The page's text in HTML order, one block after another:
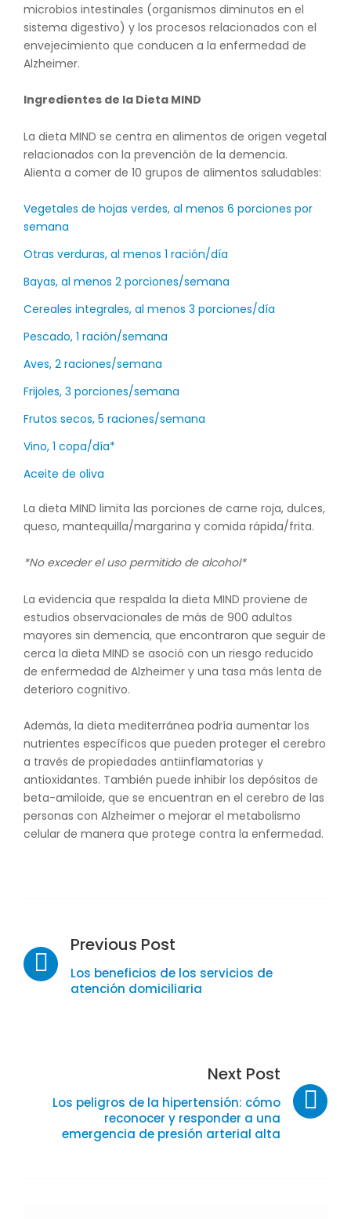
microbios intestinales (organismos diminutos en el
sistema digestivo) y los procesos relacionados con el
envejecimiento que conducen a la enfermedad de
Alzheimer.
Ingredientes de la Dieta MIND
La dieta MIND se centra en alimentos de origen vegetal
relacionados con la prevención de la demencia.
Alienta a comer de 10 grupos de alimentos saludables:
Vegetales de hojas verdes, al menos 6 porciones por
semana
Otras verduras, al menos 1 ración/día
Bayas, al menos 2 porciones/semana
Cereales integrales, al menos 3 porciones/día
Pescado, 1 ración/semana
Aves, 2 raciones/semana
Frijoles, 3 porciones/semana
Frutos secos, 5 raciones/semana
Vino, 1 copa/día*
Aceite de oliva
La dieta MIND limita las porciones de carne roja, dulces,
queso, mantequilla/margarina y comida rápida/frita.
*No exceder el uso permitido de alcohol*
La evidencia que respalda la dieta MIND proviene de
estudios observacionales de más de 900 adultos
mayores sin demencia, que encontraron que seguir de
cerca la dieta MIND se asoció con un riesgo reducido
de enfermedad de Alzheimer y una tasa más lenta de
deterioro cognitivo.
Además, la dieta mediterránea podría aumentar los
nutrientes específicos que pueden proteger el cerebro
a través de propiedades antiinflamatorias y
antioxidantes. También puede inhibir los depósitos de
beta-amiloide, que se encuentran en el cerebro de las
personas con Alzheimer o mejorar el metabolismo
celular de manera que protege contra la enfermedad.
a
v
e
Previous Post
Los beneficios de los servicios de
atención domiciliaria
Next Post
Los peligros de la hipertensión: cómo
reconocer y responder a una
emergencia de presión arterial alta